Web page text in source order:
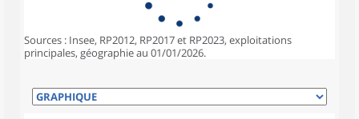
Sources : Insee, RP2012, RP2017 et RP2023, exploitations
principales, géographie au 01/01/2026.